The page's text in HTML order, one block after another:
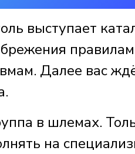
выступает
Далее вас
в шлемах.
на